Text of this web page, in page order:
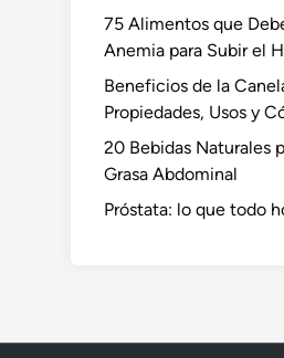
75 Alimentos que
Anemia para Subir el
Beneficios de la
Propiedades, Usos y
20 Bebidas Naturales
Grasa Abdominal
Próstata: lo que todo